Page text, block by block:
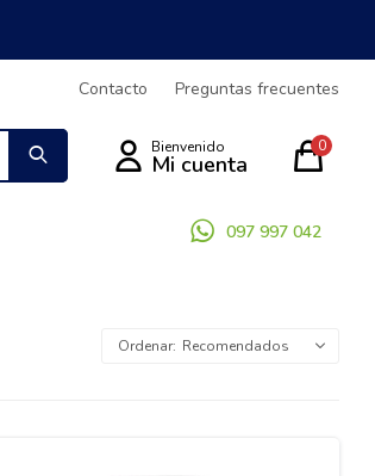
097 997 042
0
Contacto Preguntas frecuentes
Recomendados